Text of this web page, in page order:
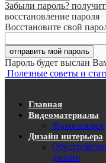
Забыли пароль?
восстановление пароля
Восстановите свой
Пароль будет выслан
Полезные советы и
Главная
Видеоматериалы
Фотогалерея
Дизайн интерьера
дизайн